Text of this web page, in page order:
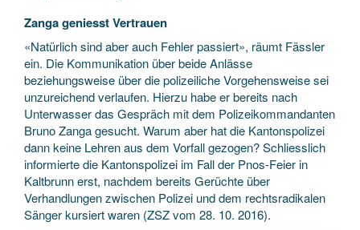
Zanga geniesst Vertrauen
«Natürlich sind aber auch Fehler passiert», räumt Fässler
ein. Die Kommunikation über beide Anlässe
beziehungsweise über die polizeiliche Vorgehensweise sei
unzureichend verlaufen. Hierzu habe er bereits nach
Unterwasser das Gespräch mit dem Polizeikommandanten
Bruno Zanga gesucht. Warum aber hat die Kantonspolizei
dann keine Lehren aus dem Vorfall gezogen? Schliesslich
informierte die Kantonspolizei im Fall der Pnos-Feier in
Kaltbrunn erst, nachdem bereits Gerüchte über
Verhandlungen zwischen Polizei und dem rechtsradikalen
Sänger kursiert waren (ZSZ vom 28. 10. 2016).